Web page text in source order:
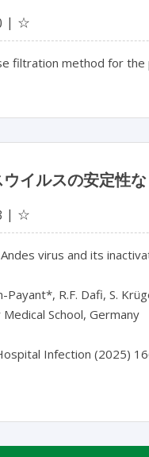
☆
filtration method for the
ウイルスの安定性
☆
virus and its
Payant*, R.F. Dafi, S.
School, Germany